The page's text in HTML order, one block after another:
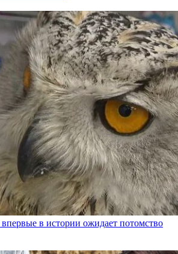
в истории ожидает потомство